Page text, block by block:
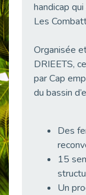
Publié le 21/05/
Publié le 18/05/
Publié le 12/05/
Publié le 04/05/
Publié le 04/05/
handicap
Les
Organisée
DRIEETS,
par Cap
du bassin
Des
15
Un